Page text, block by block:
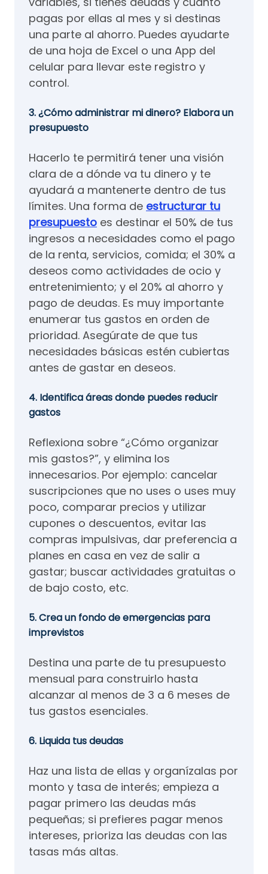
pagas por ellas al mes y si destinas
una parte al ahorro. Puedes ayudarte
de una hoja de Excel o una App del
celular para llevar este registro y
control.
3. ¿Cómo administrar mi dinero? Elabora un
presupuesto
Hacerlo te permitirá tener una visión
clara de a dónde va tu dinero y te
ayudará a mantenerte dentro de tus
límites. Una forma de estructurar tu
presupuesto es destinar el 50% de tus
ingresos a necesidades como el pago
de la renta, servicios, comida; el 30% a
deseos como actividades de ocio y
entretenimiento; y el 20% al ahorro y
pago de deudas. Es muy importante
enumerar tus gastos en orden de
prioridad. Asegúrate de que tus
necesidades básicas estén cubiertas
antes de gastar en deseos.
4. Identifica áreas donde puedes reducir
gastos
Reflexiona sobre “¿Cómo organizar
mis gastos?”, y elimina los
innecesarios. Por ejemplo: cancelar
suscripciones que no uses o uses muy
poco, comparar precios y utilizar
cupones o descuentos, evitar las
compras impulsivas, dar preferencia a
planes en casa en vez de salir a
gastar; buscar actividades gratuitas o
de bajo costo, etc.
5. Crea un fondo de emergencias para
imprevistos
Destina una parte de tu presupuesto
mensual para construirlo hasta
alcanzar al menos de 3 a 6 meses de
tus gastos esenciales.
6. Liquida tus deudas
Haz una lista de ellas y organízalas por
monto y tasa de interés; empieza a
pagar primero las deudas más
pequeñas; si prefieres pagar menos
intereses, prioriza las deudas con las
tasas más altas.